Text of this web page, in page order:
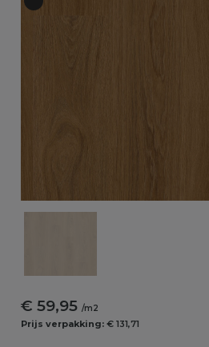
€ 59,95/m2
Prijs verpakking: € 131,71